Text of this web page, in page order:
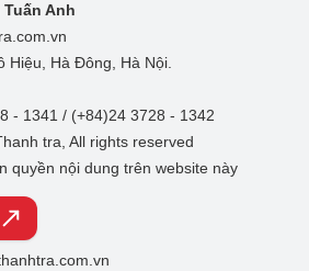
Anh
Hiệu, Hà Đông, Hà Nội.
- 1341 / (+84)24 3728 - 1342
tra, All rights reserved
quyền nội dung trên website này